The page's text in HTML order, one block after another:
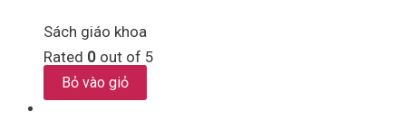
Sách giáo khoa
Rated 0 out of 5
Bỏ vào giỏ